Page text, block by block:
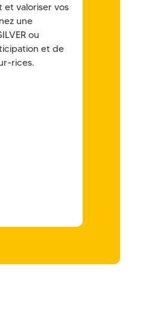
valoriser vos
une
ou
et de
rices.